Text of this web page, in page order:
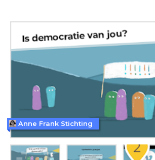
Anne Frank Stichting